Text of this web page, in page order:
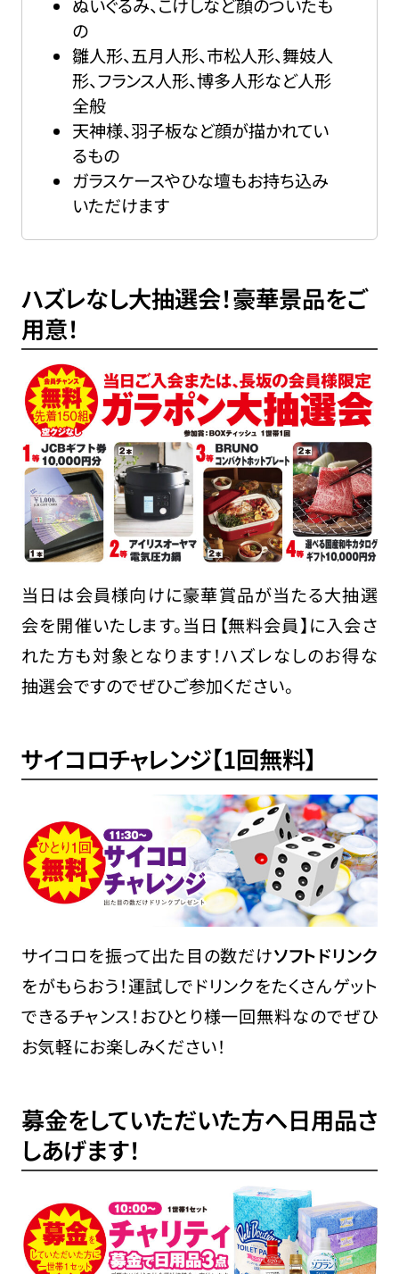
ぬいぐるみ、こけしなど顔のついたも
の
雛人形、五月人形、市松人形、舞妓人
形、フランス人形、博多人形など人形
全般
天神様、羽子板など顔が描かれてい
るもの
ガラスケースやひな壇もお持ち込み
いただけます
ハズレなし大抽選会！豪華景品をご
用意！
当日は会員様向けに豪華賞品が当たる大抽選
会を開催いたします。当日【無料会員】に入会さ
れた方も対象となります！ハズレなしのお得な
抽選会ですのでぜひご参加ください。
サイコロチャレンジ【1回無料】
サイコロを振って出た目の数だけソフトドリンク
をがもらおう！運試しでドリンクをたくさんゲット
できるチャンス！おひとり様一回無料なのでぜひ
お気軽にお楽しみください！
募金をしていただいた方へ日用品さ
しあげます！